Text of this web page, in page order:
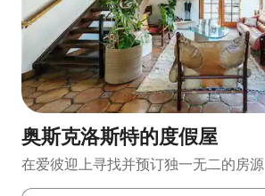
奥斯克洛斯特的度假屋
在爱彼迎上寻找并预订独一无二的房源